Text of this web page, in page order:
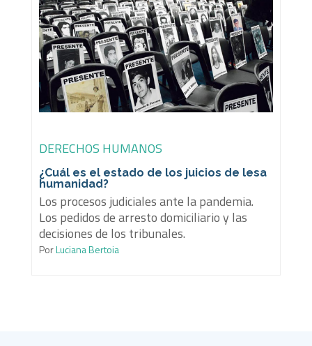
DERECHOS HUMANOS
¿Cuál es el estado de los juicios de lesa
humanidad?
Los procesos judiciales ante la pandemia.
Los pedidos de arresto domiciliario y las
decisiones de los tribunales.
PorLuciana Bertoia